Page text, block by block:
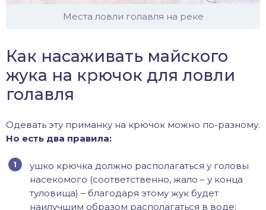
Места ловли голавля на реке
Как насаживать майского
жука на крючок для ловли
голавля
Одевать эту приманку на крючок можно по-разному.
Но есть два правила:
ушко крючка должно располагаться у головы
насекомого (соответственно, жало – у конца
туловища) – благодаря этому жук будет
наилучшим образом располагаться в воде;